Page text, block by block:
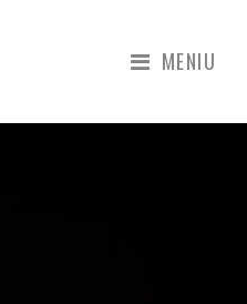
MENIU